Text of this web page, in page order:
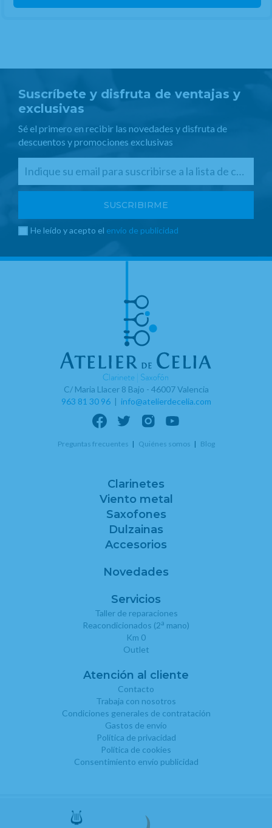
Suscríbete y disfruta de ventajas y
exclusivas
Sé el primero en recibir las novedades y disfruta de
descuentos y promociones exclusivas
He leído y acepto el envío de publicidad
C/ Maria Llacer 8 Bajo - 46007 Valencia
963 81 30 96| info@atelierdecelia.com
Preguntas frecuentes Quiénes somos Blog
Clarinetes
Viento metal
Saxofones
Dulzainas
Accesorios
Novedades
Servicios
Taller de reparaciones
Reacondicionados (2a mano)
Km 0
Outlet
Atención al cliente
Contacto
Trabaja con nosotros
Condiciones generales de contratación
Gastos de envío
Política de privacidad
Política de cookies
Consentimiento envío publicidad